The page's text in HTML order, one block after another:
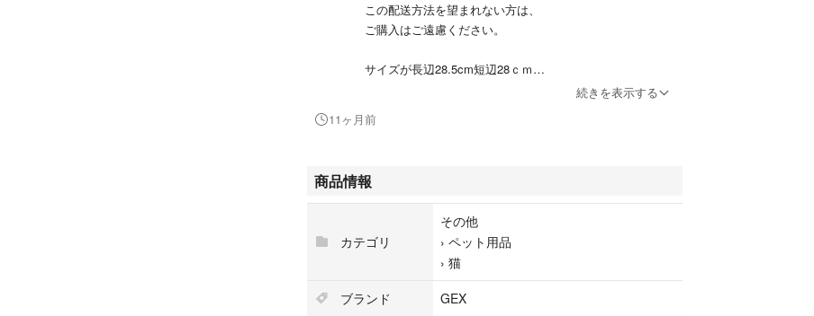
この配送方法を望まれない方は、
ご購入はご遠慮ください。
サイズが長辺28.5cm短辺28ｃｍ
ご自宅のポストの場合
配送手配後3，4日しても
届かない場合、
ポストの中を確認お願いします。
対応機種：GEX ピュアクリスタル
（猫用）
GEX ピュアクリスタル
続きを表示する
11ヶ月前
商品情報
カテゴリ
その他
› ペット用品
› 猫
ブランド
GEX